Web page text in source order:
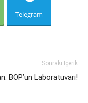
Telegram
Sonraki İçerik
BOP’un Laboratuvarı!